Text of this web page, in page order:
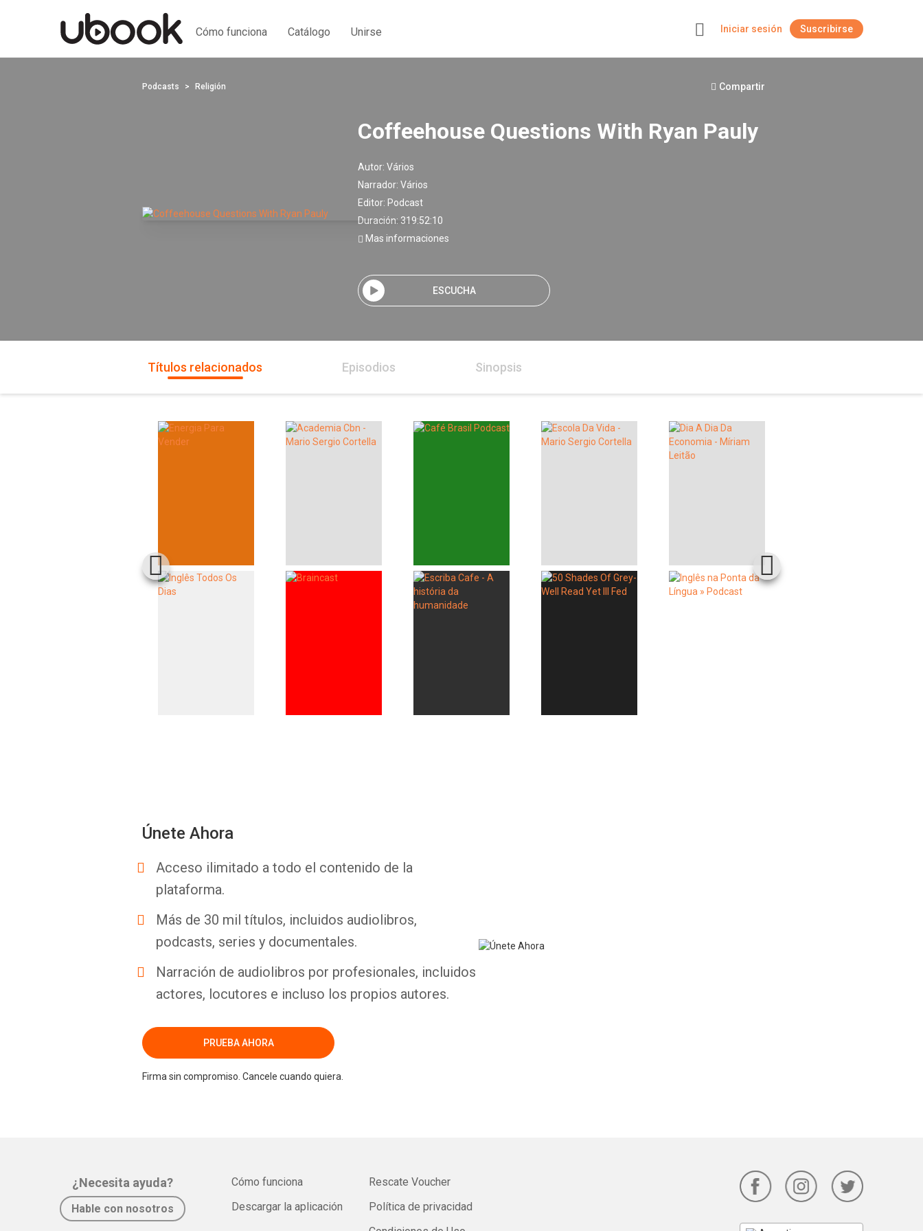
Cómo funciona Catálogo Unirse Iniciar sesión Suscribirse
Podcasts Religión Compartir
Coffeehouse Questions With Ryan Pauly
Autor: Vários
Narrador: Vários
Editor: Podcast
Duración: 319:52:10
Mas informaciones
ESCUCHA
Títulos relacionados Episodios Sinopsis
Únete Ahora
Acceso ilimitado a todo el contenido de la
plataforma.
Más de 30 mil títulos, incluidos audiolibros,
podcasts, series y documentales.
Narración de audiolibros por profesionales, incluidos
actores, locutores e incluso los propios autores.
PRUEBA AHORA
Firma sin compromiso. Cancele cuando quiera.
¿Necesita ayuda?
Hable con nosotros
Cómo funciona
Descargar la aplicación
Rescate Voucher
Política de privacidad